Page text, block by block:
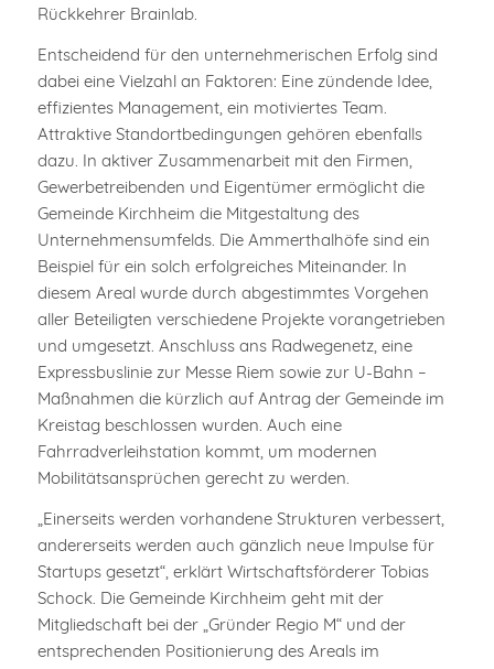
Rückkehrer Brainlab.
Entscheidend für den unternehmerischen Erfolg sind
dabei eine Vielzahl an Faktoren: Eine zündende Idee,
effizientes Management, ein motiviertes Team.
Attraktive Standortbedingungen gehören ebenfalls
dazu. In aktiver Zusammenarbeit mit den Firmen,
Gewerbetreibenden und Eigentümer ermöglicht die
Gemeinde Kirchheim die Mitgestaltung des
Unternehmensumfelds. Die Ammerthalhöfe sind ein
Beispiel für ein solch erfolgreiches Miteinander. In
diesem Areal wurde durch abgestimmtes Vorgehen
aller Beteiligten verschiedene Projekte vorangetrieben
und umgesetzt. Anschluss ans Radwegenetz, eine
Expressbuslinie zur Messe Riem sowie zur U-Bahn –
Maßnahmen die kürzlich auf Antrag der Gemeinde im
Kreistag beschlossen wurden. Auch eine
Fahrradverleihstation kommt, um modernen
Mobilitätsansprüchen gerecht zu werden.
„Einerseits werden vorhandene Strukturen verbessert,
andererseits werden auch gänzlich neue Impulse für
Startups gesetzt“, erklärt Wirtschaftsförderer Tobias
Schock. Die Gemeinde Kirchheim geht mit der
Mitgliedschaft bei der „Gründer Regio M“ und der
entsprechenden Positionierung des Areals im